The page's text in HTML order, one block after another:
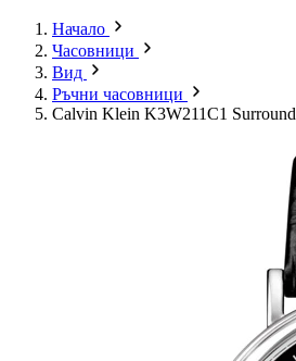
Начало
Часовници
Вид
Ръчни часовници
Calvin Klein K3W211C1 Surround